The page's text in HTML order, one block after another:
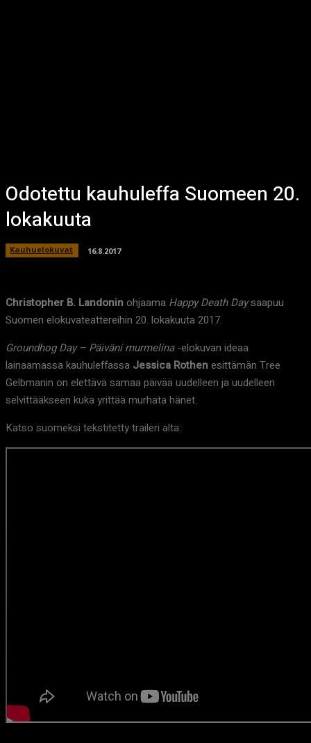
Odotettu kauhuleffa Suomeen 20.
lokakuuta
Kauhuelokuvat 16.8.2017
Christopher B. Landoninohjaama Happy Death Daysaapuu
Suomen elokuvateattereihin 20. lokakuuta 2017.
Groundhog Day – Päiväni murmelina-elokuvan ideaa
lainaamassa kauhuleffassa Jessica Rothenesittämän Tree
Gelbmanin on elettävä samaa päivää uudelleen ja uudelleen
selvittääkseen kuka yrittää murhata hänet.
Katso suomeksi tekstitetty traileri alta: